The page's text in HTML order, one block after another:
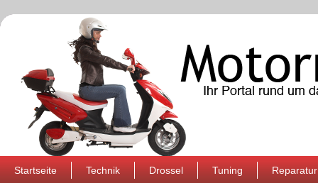
Startseite Technik Drossel Tuning Reparatur